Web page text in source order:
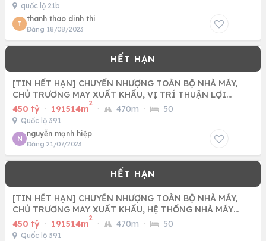
quốc lộ 21b
T
thanh thao dinh thi
Đăng 18/08/2023
[TIN HẾT HẠN] CHUYỂN NHƯỢNG TOÀN BỘ NHÀ MÁY,
CHỦ TRƯƠNG MAY XUẤT KHẨU, VỊ TRÍ THUẬN LỢI
LƯỢNG LĐPT ĐÔNG
450 tỷ · 191514m
2
· 470m · 50
Quốc lộ 391
N
nguyễn mạnh hiệp
Đăng 21/07/2023
[TIN HẾT HẠN] CHUYỂN NHƯỢNG TOÀN BỘ NHÀ MÁY,
CHỦ TRƯƠNG MAY XUẤT KHẨU, HỆ THỐNG NHÀ MÁY
HIỆN ĐẠI
450 tỷ · 191514m
2
· 470m · 50
Quốc lộ 391